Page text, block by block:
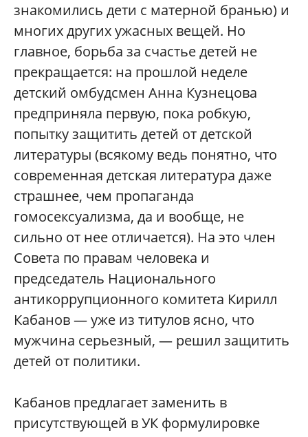
знакомились дети с матерной бранью) и
многих других ужасных вещей. Но
главное, борьба за счастье детей не
прекращается: на прошлой неделе
детский омбудсмен Анна Кузнецова
предприняла первую, пока робкую,
попытку защитить детей от детской
литературы (всякому ведь понятно, что
современная детская литература даже
страшнее, чем пропаганда
гомосексуализма, да и вообще, не
сильно от нее отличается). На это член
Совета по правам человека и
председатель Национального
антикоррупционного комитета Кирилл
Кабанов — уже из титулов ясно, что
мужчина серьезный, — решил защитить
детей от политики.
Кабанов предлагает заменить в
присутствующей в УК формулировке